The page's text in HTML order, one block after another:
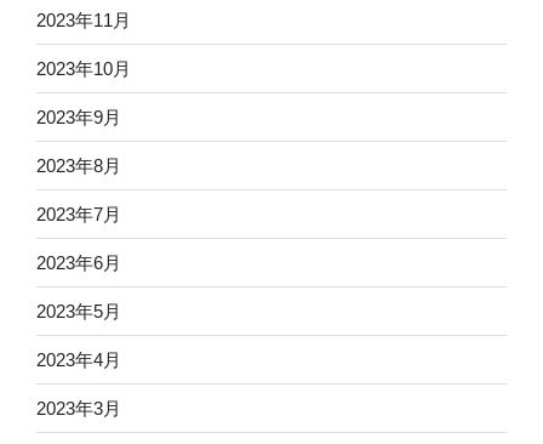
2023年11月
2023年10月
2023年9月
2023年8月
2023年7月
2023年6月
2023年5月
2023年4月
2023年3月